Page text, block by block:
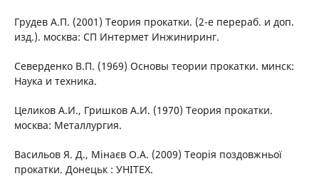
Грудев А.П. (2001) Теория прокатки. (2-е перераб. и доп.
изд.). москва: СП Интермет Инжиниринг.
Северденко В.П. (1969) Основы теории прокатки. минск:
Наука и техника.
Целиков A.И., Гришков A.И. (1970) Теория прокатки.
москва: Металлургия.
Васильов Я. Д., Мінаєв О.А. (2009) Теорія поздовжньої
прокатки. Донецьк : УНІТЕХ.